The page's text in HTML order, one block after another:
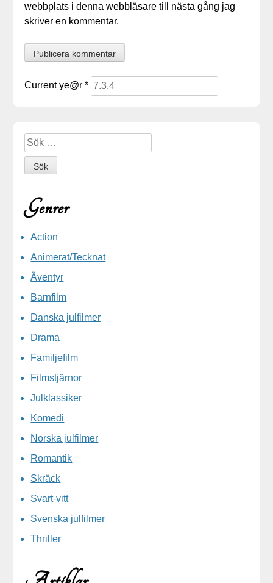
webbplats i denna webbläsare till nästa gång jag
skriver en kommentar.
Current ye@r*
Sidopanel
Sök
efter:
Genrer
Action
Animerat/Tecknat
Äventyr
Barnfilm
Danska julfilmer
Drama
Familjefilm
Filmstjärnor
Julklassiker
Komedi
Norska julfilmer
Romantik
Skräck
Svart-vitt
Svenska julfilmer
Thriller